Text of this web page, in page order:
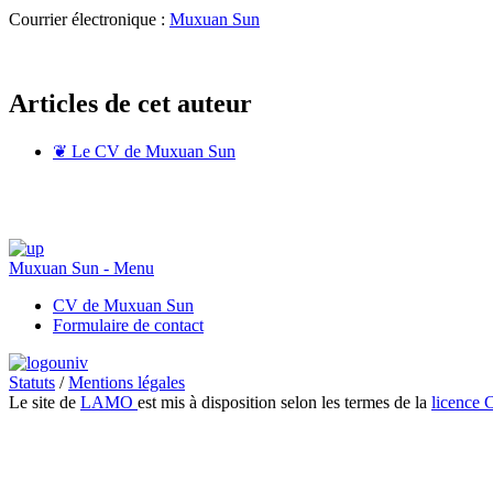
Courrier électronique : Muxuan Sun
Articles de cet auteur
❦ Le CV de Muxuan Sun
Muxuan Sun - Menu
CV de Muxuan Sun
Formulaire de contact
Statuts /Mentions légales
Le site de LAMO est mis à disposition selon les termes de la licence